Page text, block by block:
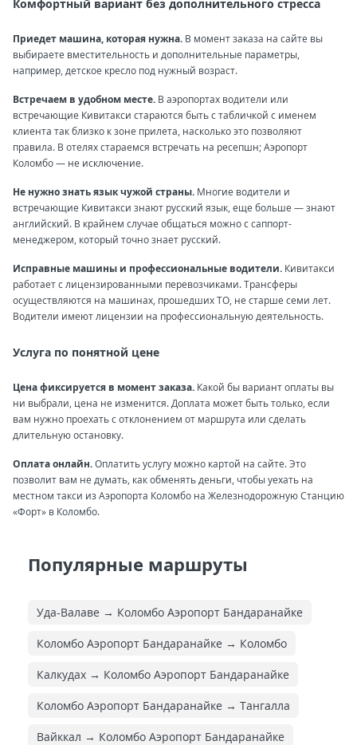
Комфортный вариант без дополнительного стресса
Приедет машина, которая нужна. В момент заказа на сайте вы
выбираете вместительность и дополнительные параметры,
например, детское кресло под нужный возраст.
Встречаем в удобном месте. В аэропортах водители или
встречающие Кивитакси стараются быть с табличкой с именем
клиента так близко к зоне прилета, насколько это позволяют
правила. В отелях стараемся встречать на ресепшн; Аэропорт
Коломбо — не исключение.
Не нужно знать язык чужой страны. Многие водители и
встречающие Кивитакси знают русский язык, еще больше — знают
английский. В крайнем случае общаться можно с саппорт-
менеджером, который точно знает русский.
Исправные машины и профессиональные водители. Кивитакси
работает с лицензированными перевозчиками. Трансферы
осуществляются на машинах, прошедших ТО, не старше семи лет.
Водители имеют лицензии на профессиональную деятельность.
Услуга по понятной цене
Цена фиксируется в момент заказа. Какой бы вариант оплаты вы
ни выбрали, цена не изменится. Доплата может быть только, если
вам нужно проехать с отклонением от маршрута или сделать
длительную остановку.
Оплата онлайн.Оплатить услугу можно картой на сайте. Это
позволит вам не думать, как обменять деньги, чтобы уехать на
местном такси из Аэропорта Коломбо на Железнодорожную Станцию
«Форт» в Коломбо.
Популярные маршруты
Уда-Валаве → Коломбо Аэропорт Бандаранайке
Коломбо Аэропорт Бандаранайке → Коломбо
Калкудах → Коломбо Аэропорт Бандаранайке
Коломбо Аэропорт Бандаранайке → Тангалла
Вайккал → Коломбо Аэропорт Бандаранайке